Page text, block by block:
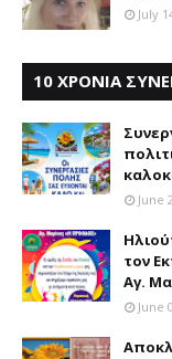
July
10 ΧΡΟΝΙΑ
June
τον
Αγ.
June